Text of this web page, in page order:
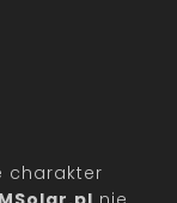
charakter